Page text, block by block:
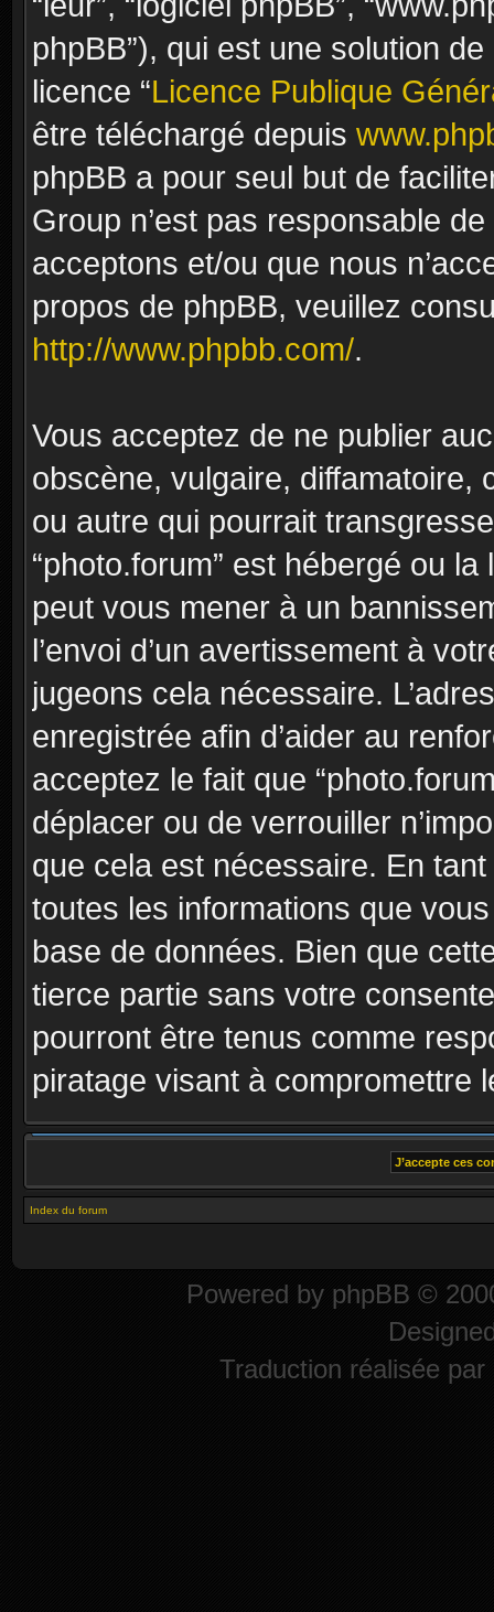
phpBB”), qui est une solution
licence “Licence Publique
être téléchargé depuis
phpBB a pour seul but de
Group n’est pas responsable
acceptons et/ou que nous
propos de phpBB, veuillez
http://www.phpbb.com/.
Vous acceptez de ne publier
obscène, vulgaire, diffamatoire,
ou autre qui pourrait
“photo.forum” est hébergé ou
peut vous mener à un
l’envoi d’un avertissement à
jugeons cela nécessaire.
enregistrée afin d’aider au
acceptez le fait que
déplacer ou de verrouiller
que cela est nécessaire. En
toutes les informations que
base de données. Bien que
tierce partie sans votre
pourront être tenus comme
piratage visant à compromettre
Index du forum
Powered by phpBB ©
Traduction réalisée par